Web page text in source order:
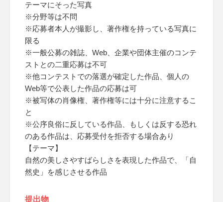
テーマにそった写真
※分野等は不問
※応募者本人が撮影し、著作権を持っている写真に
限る
※一般公募の雑誌、Web、企業や団体主催のコンテ
ストとの二重応募は不可
※他コンテストでの落選が確定した作品、個人の
Web等で公表した作品の応募は可
※被写体の肖像権、著作権等には十分に注意するこ
と
※公序良俗に反している作品、もしくは反する恐れ
のある作品は、応募受付を拒否する場合あり
【テーマ】
自然の美しさやすばらしさを表現した作品で、「自
然史」を感じさせる作品
提出物